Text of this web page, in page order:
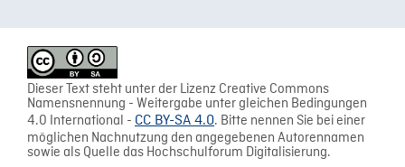
Dieser Text steht unter der Lizenz Creative Commons
Namensnennung - Weitergabe unter gleichen Bedingungen
4.0 International - CC BY-SA 4.0. Bitte nennen Sie bei einer
möglichen Nachnutzung den angegebenen Autorennamen
sowie als Quelle das Hochschulforum Digitalisierung.